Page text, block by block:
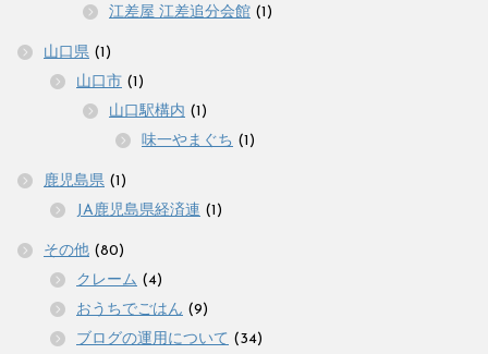
江差屋 江差追分会館 (1)
山口県 (1)
山口市 (1)
山口駅構内 (1)
味一やまぐち (1)
鹿児島県 (1)
JA鹿児島県経済連 (1)
その他 (80)
クレーム (4)
おうちでごはん (9)
ブログの運用について (34)